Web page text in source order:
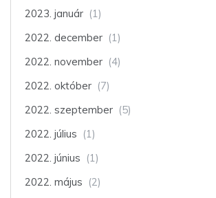
2023. január (1)
2022. december (1)
2022. november (4)
2022. október (7)
2022. szeptember (5)
2022. július (1)
2022. június (1)
2022. május (2)